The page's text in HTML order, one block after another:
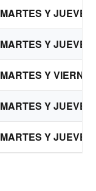
MARTES Y JUEVES:
MARTES Y JUEVES:
MARTES Y
MARTES Y JUEVES:
MARTES Y JUEVES: